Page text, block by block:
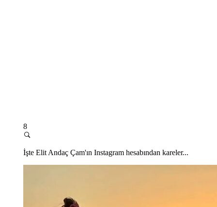
8
İşte Elit Andaç Çam'ın Instagram hesabından kareler...